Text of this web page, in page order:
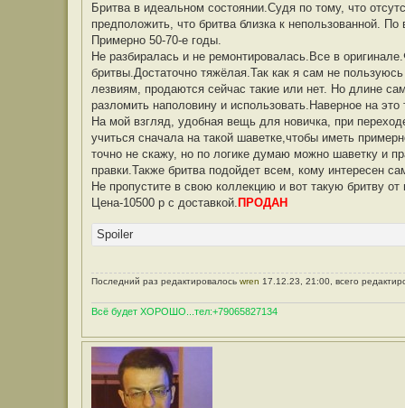
щ
е
и
е
Бритва в идеальном состоянии.Судя по тому, что
предположить, что бритва близка к непользованной.
Примерно 50-70-е годы.
Не разбиралась и не ремонтировалась.Все в
бритвы.Достаточно тяжёлая.Так как я сам не
лезвиям, продаются сейчас такие или нет. Но длине
разломить наполовину и использовать.Наверное на
На мой взгляд, удобная вещь для новичка, при
учиться сначала на такой шаветке,чтобы иметь
точно не скажу, но по логике думаю можно шаветку и
правки.Также бритва подойдет всем, кому интересен
Не пропустите в свою коллекцию и вот такую бритву от
Цена-10500 р с доставкой. ПРОДАН
Spoiler
Последний раз редактировалось wren 17.12.23, 21:00, всего
Всё будет ХОРОШО...тел:+79065827134